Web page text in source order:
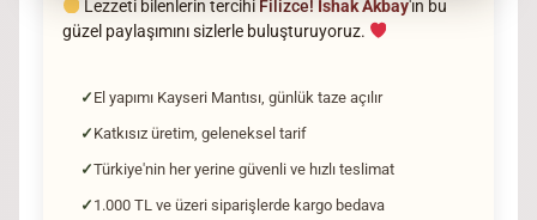
Lezzeti bilenlerin tercihi Filizce! İshak Akbay'ın bu
güzel paylaşımını sizlerle buluşturuyoruz.
El yapımı Kayseri Mantısı, günlük taze açılır
Katkısız üretim, geleneksel tarif
Türkiye'nin her yerine güvenli ve hızlı teslimat
1.000 TL ve üzeri siparişlerde kargo bedava